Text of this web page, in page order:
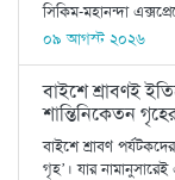
সিকিম-মহানন্দা
০৯ আগস্ট ২০২৬
বাইশে শ্রাবণই
শান্তিনিকেতন গৃহের
বাইশে শ্রাবণ
গৃহ’। যার